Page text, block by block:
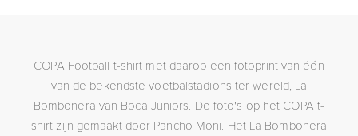
COPA Football t-shirt met daarop een fotoprint van één
van de bekendste voetbalstadions ter wereld, La
Bombonera van Boca Juniors. De foto's op het COPA t-
shirt zijn gemaakt door Pancho Moni. Het La Bombonera